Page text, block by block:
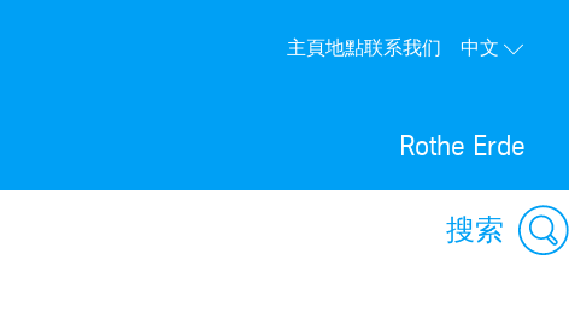
Rothe Erde
主頁地點联系我们 中文
搜索